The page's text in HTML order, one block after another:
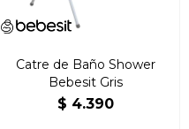
Catre de Baño Shower
Bebesit Gris
$ 4.390